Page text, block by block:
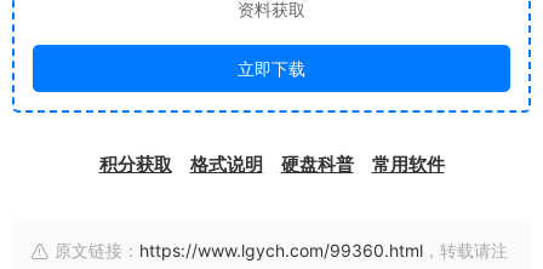
资料获取
立即下载
积分获取 格式说明 硬盘科普 常用软件
原文链接： https://www.lgych.com/99360.html ，转载请注